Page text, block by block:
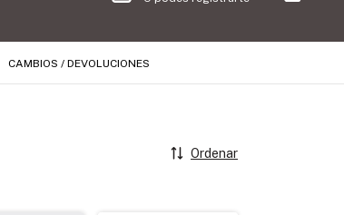
CAMBIOS / DEVOLUCIONES
Ordenar